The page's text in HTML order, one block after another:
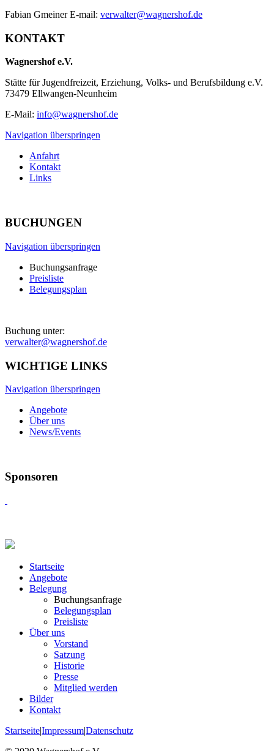
Fabian Gmeiner E-mail: verwalter@wagnershof.de
KONTAKT
Wagnershof e.V.
Stätte für Jugendfreizeit, Erziehung, Volks- und Berufsbildung e.V.
73479 Ellwangen-Neunheim
E-Mail: info@wagnershof.de
Navigation überspringen
Anfahrt
Kontakt
Links
BUCHUNGEN
Navigation überspringen
Buchungsanfrage
Preisliste
Belegungsplan
Buchung unter:
verwalter@wagnershof.de
WICHTIGE LINKS
Navigation überspringen
Angebote
Über uns
News/Events
Sponsoren
Startseite
Angebote
Belegung
Buchungsanfrage
Belegungsplan
Preisliste
Über uns
Vorstand
Satzung
Historie
Presse
Mitglied werden
Bilder
Kontakt
Startseite|Impressum|Datenschutz